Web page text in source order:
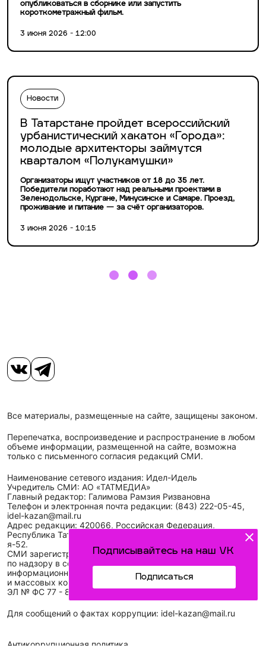
опубликоваться в сборнике или запустить
короткометражный фильм.
3 июня 2026 - 12:00
Новости
В Татарстане пройдет всероссийский
урбанистический хакатон «Города»:
молодые архитекторы займутся
кварталом «Полукамушки»
Организаторы ищут участников от 18 до 35 лет.
Победители поработают над реальными проектами в
Зеленодольске, Кургане, Минусинске и Самаре. Проезд,
проживание и питание — за счёт организаторов.
3 июня 2026 - 10:15
Подписывайтесь на наш VK
Подписаться
Все материалы, размещенные на сайте, защищены законом.
Перепечатка, воспроизведение и распространение в любом
объеме информации, размещенной на сайте, возможна
только с письменного согласия редакций СМИ.
Наименование сетевого издания: Идел-Идель
Учредитель СМИ: АО «ТАТМЕДИА»
Главный редактор: Галимова Рамзия Ризвановна
Телефон и электронная почта редакции: (843) 222-05-45,
idel-kazan@mail.ru
Адрес редакции: 420066, Российская Федерация,
Республика Татарстан, г. Казань, ул. Декабристов, д. 2, а/
я-52.
СМИ зарегистрировано Федеральной службой
по надзору в сфере связи,
информационных технологий
и массовых коммуникаций (Роскомнадзор)
ЭЛ № ФС 77 - 89431 от 14.05.2025
Для сообщений о фактах коррупции: idel-kazan@mail.ru
Антикоррупционная политика